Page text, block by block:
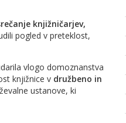
knjižničarjev,
pogled v preteklost,
vlogo domoznanstva
knjižnice v družbeno in
ustanove, ki